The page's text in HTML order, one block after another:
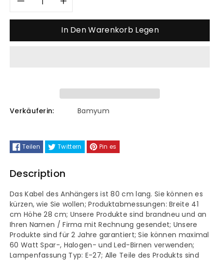
Verringere
Einzelner
Kronleuchter
Retro
Pendelleuchte
Erhöhe
die
Einzelner
Kronleuchter
Retro
Pendelleuchte
In Den Warenkorb Legen
Verkäuferin: Bamyum
Teilen Twittern Pin es
Description
Das Kabel des Anhängers ist 80 cm lang. Sie können es
kürzen, wie Sie wollen; Produktabmessungen: Breite 41
cm Höhe 28 cm; Unsere Produkte sind brandneu und an
Ihren Namen / Firma mit Rechnung gesendet; Unsere
Produkte sind für 2 Jahre garantiert; Sie können maximal
60 Watt Spar-, Halogen- und Led-Birnen verwenden;
Lampenfassung Typ: E-27; Alle Teile des Produkts sind